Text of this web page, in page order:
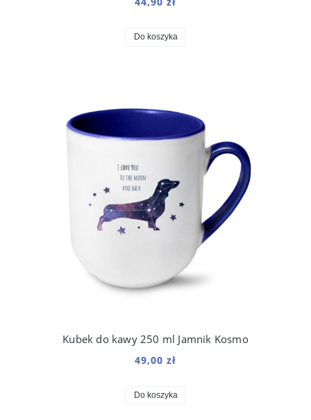
Do koszyka
Kubek do kawy 250 ml Jamnik Kosmo
49,00 zł
Do koszyka